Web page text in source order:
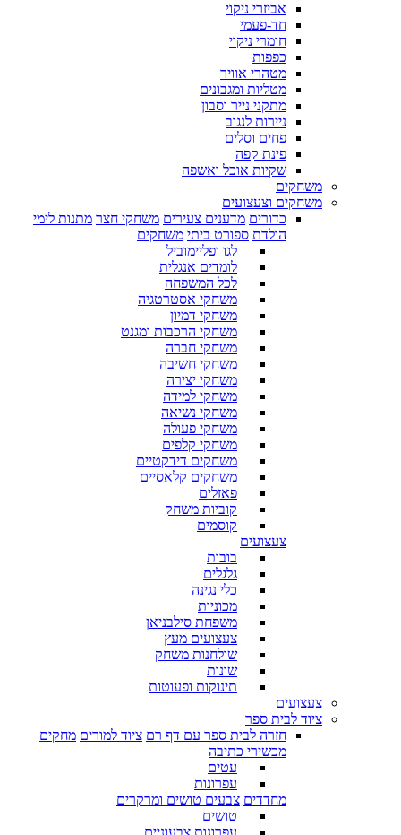
אביזרי ניקוי
חד-פעמי
חומרי ניקוי
כפפות
מטהרי אוויר
מטליות ומגבונים
מתקני נייר וסבון
ניירות לנגוב
פחים וסלים
פינת קפה
שקיות אוכל ואשפה
משחקים
משחקים וצעצועים
כדורים מדענים צעירים משחקי חצר מתנות לימי
הולדת ספורט ביתי משחקים
לגו ופליימוביל
לומדים אנגלית
לכל המשפחה
משחקי אסטרטגיה
משחקי דמיון
משחקי הרכבות ומגנט
משחקי חברה
משחקי חשיבה
משחקי יצירה
משחקי למידה
משחקי נשיאה
משחקי פעולה
משחקי קלפים
משחקים דידקטיים
משחקים קלאסיים
פאזלים
קוביות משחק
קוסמים
צעצועים
בובות
גלגלים
כלי נגינה
מכוניות
משפחת סילבניאן
צעצועים מעץ
שולחנות משחק
שונות
תינוקות ופעוטות
צעצועים
ציוד לבית ספר
חזרה לבית ספר עם דף רם ציוד למורים מחקים
מכשירי כתיבה
עטים
עפרונות
מחדדים צבעים טושים ומרקרים
טושים
עפרונות צבעוניים